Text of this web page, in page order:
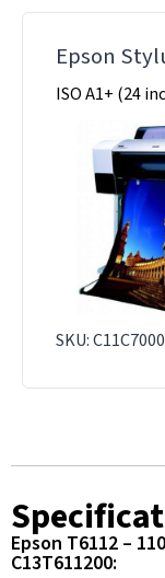
Epson
ISO A1+ (24
SKU:
Epson T6112 –
C13T611200: